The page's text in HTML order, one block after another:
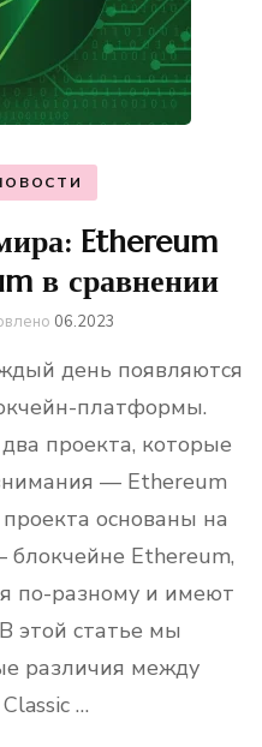
Ethereum
в сравнении
06.2023
день появляются
платформы.
проекта, которые
— Ethereum
основаны на
блокчейне Ethereum,
по-разному и имеют
этой статье мы
различия между
…